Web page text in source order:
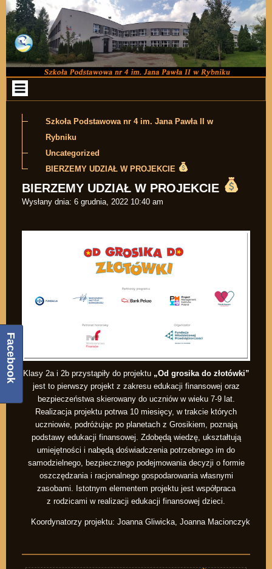
Przejdź do zawartości
Szkoła Podstawowa nr 4 im. Jana Pawła II w
Rybniku
Uncategorized
BIERZEMY UDZIAŁ W PROJEKCIE
BIERZEMY UDZIAŁ W PROJEKCIE
Wysłany dnia: 6 grudnia, 2022 10:40 am
Klasy 2a i 2b przystąpiły do projektu „Od grosika do złotówki”
jest to pierwszy projekt z zakresu edukacji finansowej oraz
bezpieczeństwa skierowany do uczniów w wieku 7-9 lat.
Realizacja projektu potrwa 10 miesięcy, w trakcie których
uczniowie, podróżując po planetach z Grosikiem, poznają
podstawy edukacji finansowej. Zdobędą wiedzę, ukształtują
umiejętności i nabędą doświadczenia potrzebnego im do
samodzielnego, bezpiecznego podejmowania decyzji o formie
oszczędzania i racjonalnego gospodarowania własnymi
zasobami. Istotnym elementem projektu jest współpraca
z rodzicami w realizacji edukacji finansowej dzieci.
Koordynatorzy projektu: Joanna Gliwicka, Joanna Macionczyk
Facebook